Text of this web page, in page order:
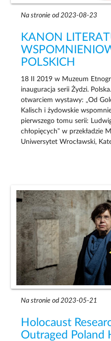
Na stronie od 2023-08-23
KANON
POLSKICH
18 II 2019 w Muzeum
inauguracja serii Żydzi.
otwarciem wystawy: „Od
Kalisch i żydowskie
pierwszego tomu serii:
chłopięcych” w przekładzie
Uniwersytet Wrocławski,
Na stronie od 2023-05-21
Holocaust
Outraged Poland